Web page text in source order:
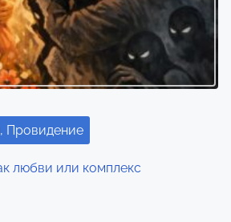
Провидение
любви или комплекс